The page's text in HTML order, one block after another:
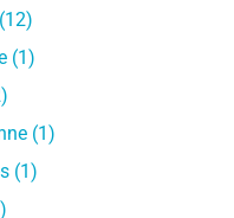
(1)
(1)
(1)